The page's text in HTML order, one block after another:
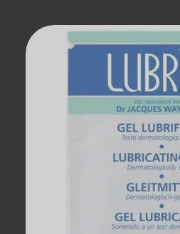
ДОДАТИ В
КОШИК